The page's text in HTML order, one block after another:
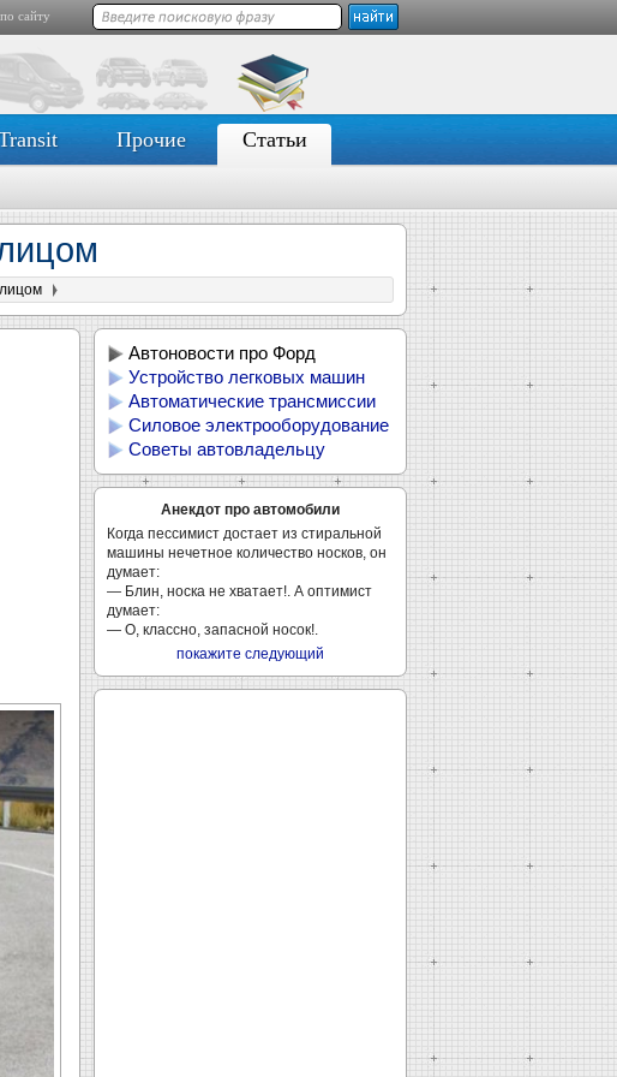
сайту
Прочие Статьи
Автоновости про Форд
Устройство легковых машин
Автоматические трансмиссии
Силовое электрооборудование
Советы автовладельцу
Анекдот про автомобили
Когда пессимист достает из стиральной
машины нечетное количество носков, он
думает:
— Блин, носка не хватает!. А оптимист
думает:
— О, классно, запасной носок!.
покажите следующий